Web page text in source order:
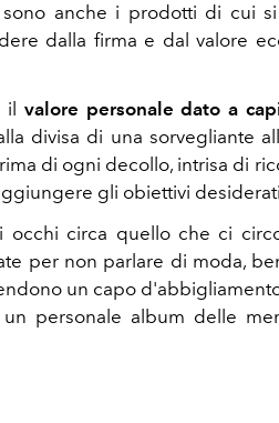
anche i prodotti di cui
dalla firma e dal valore
il valore personale dato a
divisa di una sorvegliante
di ogni decollo, intrisa di
gli obiettivi
occhi circa quello che ci
per non parlare di moda,
un capo
personale album delle